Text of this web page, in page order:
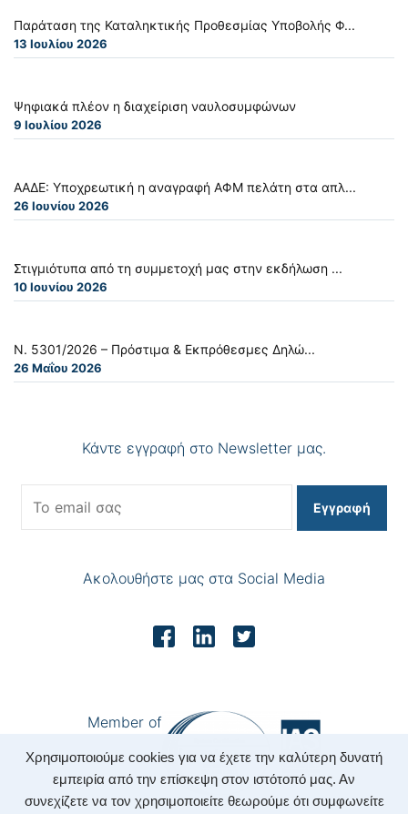
Χρησιμοποιούμε cookies για να έχετε την καλύτερη δυνατή
εμπειρία από την επίσκεψη στον ιστότοπό μας. Αν
συνεχίζετε να τον χρησιμοποιείτε θεωρούμε ότι συμφωνείτε
Παράταση της Καταληκτικής Προθεσμίας Υποβολής Φ...
13 Ιουλίου 2026
Ψηφιακά πλέον η διαχείριση ναυλοσυμφώνων
9 Ιουλίου 2026
ΑΑΔΕ: Υποχρεωτική η αναγραφή ΑΦΜ πελάτη στα απλ...
26 Ιουνίου 2026
Στιγμιότυπα από τη συμμετοχή μας στην εκδήλωση ...
10 Ιουνίου 2026
Ν. 5301/2026 – Πρόστιμα & Εκπρόθεσμες Δηλώ...
26 Μαΐου 2026
Κάντε εγγραφή στο Newsletter μας.
Εγγραφή
Ακολουθήστε μας στα Social Media
Member of